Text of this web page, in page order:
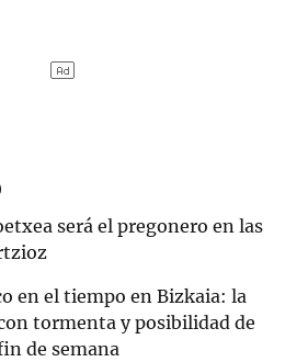
será el pregonero en las
en el tiempo en Bizkaia: la
tormenta y posibilidad de
de semana